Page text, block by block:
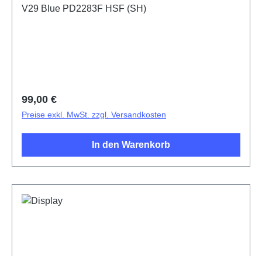
V29 Blue PD2283F HSF (SH)
Regulärer Preis:
99,00 €
Preise exkl. MwSt. zzgl. Versandkosten
In den Warenkorb